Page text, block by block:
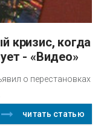
- «Видео»
о перестановках
читать статью